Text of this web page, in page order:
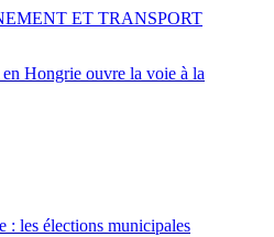
Hongrie ouvre la voie à la
ET TRANSPORT
: les élections municipales